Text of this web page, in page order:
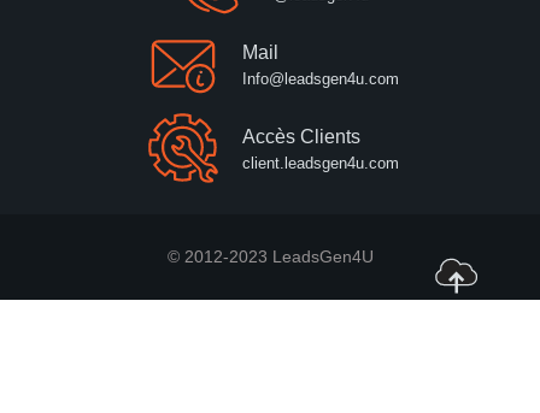
Mail
Info@leadsgen4u.com
Accès Clients
client.leadsgen4u.com
© 2012-2023 LeadsGen4U